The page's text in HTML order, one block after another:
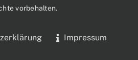
vorbehalten.
Impressum